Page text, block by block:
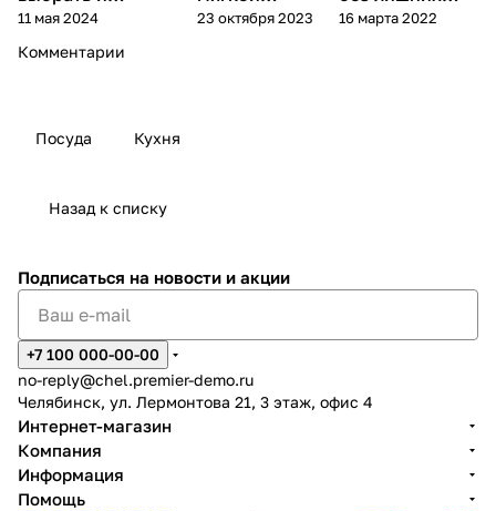
приготовить?
11 мая 2024
мебелью
23 октября 2023
затрат
16 марта 2022
Комментарии
Посуда Кухня
Назад к списку
Подписаться на новости и акции
+7 100 000-00-00
no-reply@chel.premier-demo.ru
Челябинск, ул. Лермонтова 21, 3 этаж, офис 4
Интернет-магазин
Компания
Информация
Помощь